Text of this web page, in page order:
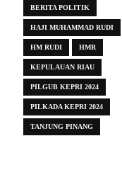
BERITA POLITIK
HAJI MUHAMMAD RUDI
HM RUDI HMR
KEPULAUAN RIAU
PILGUB KEPRI 2024
PILKADA KEPRI 2024
TANJUNG PINANG